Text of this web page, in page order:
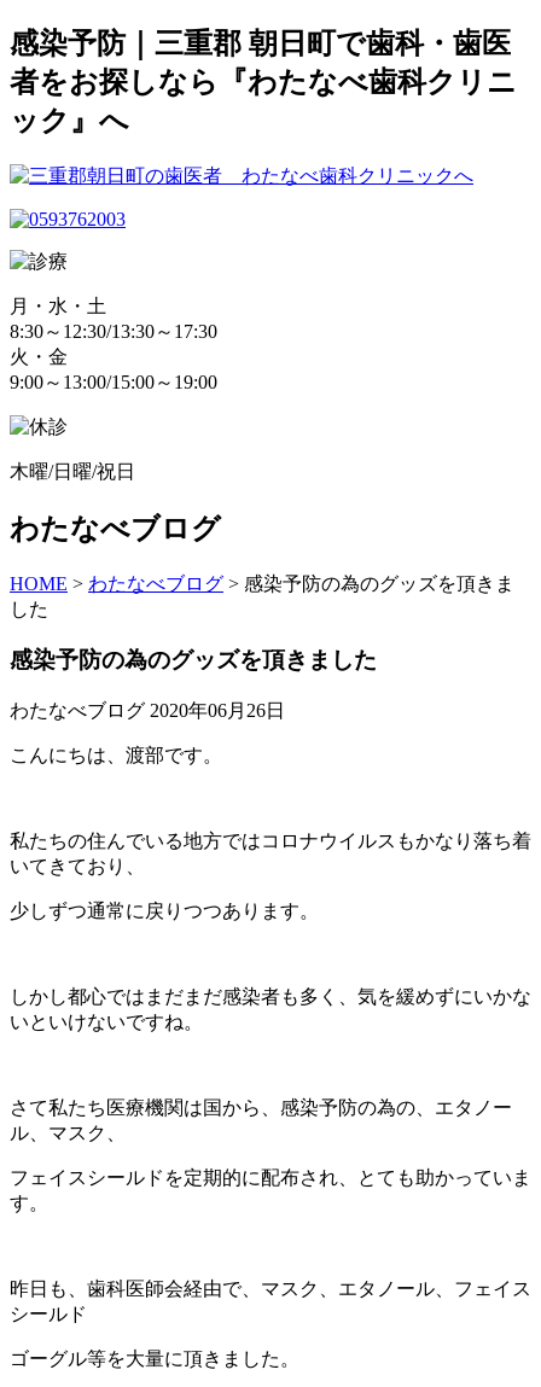
感染予防｜三重郡 朝日町で歯科・歯医
者をお探しなら『わたなべ歯科クリニ
ック』へ
月・水・土
8:30～12:30/13:30～17:30
火・金
9:00～13:00/15:00～19:00
木曜/日曜/祝日
わたなべブログ
HOME > わたなべブログ > 感染予防の為のグッズを頂きま
した
感染予防の為のグッズを頂きました
わたなべブログ 2020年06月26日
こんにちは、渡部です。
私たちの住んでいる地方ではコロナウイルスもかなり落ち着
いてきており、
少しずつ通常に戻りつつあります。
しかし都心ではまだまだ感染者も多く、気を緩めずにいかな
いといけないですね。
さて私たち医療機関は国から、感染予防の為の、エタノー
ル、マスク、
フェイスシールドを定期的に配布され、とても助かっていま
す。
昨日も、歯科医師会経由で、マスク、エタノール、フェイス
シールド
ゴーグル等を大量に頂きました。